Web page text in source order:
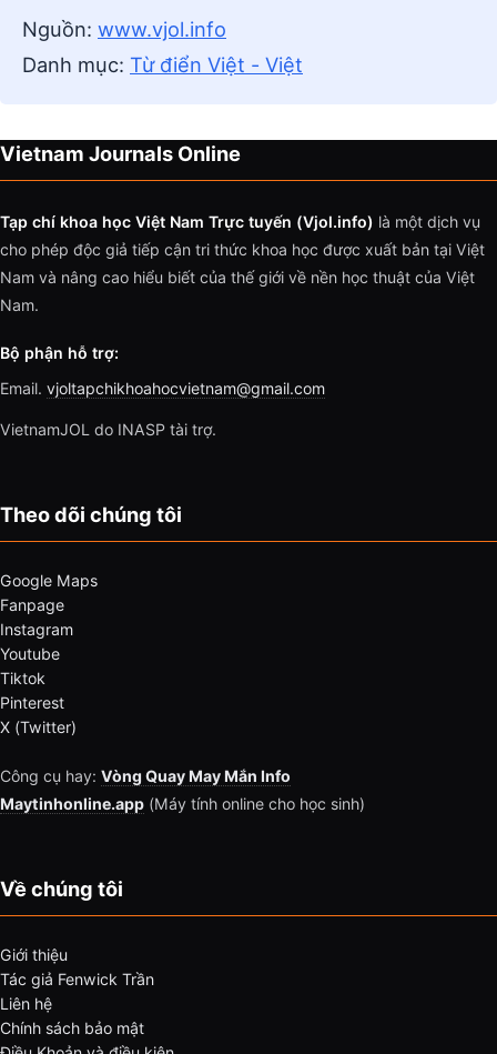
Nguồn: www.vjol.info
Danh mục: Từ điển Việt - Việt
Vietnam Journals Online
Tạp chí khoa học Việt Nam Trực tuyến (Vjol.info) là một dịch vụ
cho phép độc giả tiếp cận tri thức khoa học được xuất bản tại Việt
Nam và nâng cao hiểu biết của thế giới về nền học thuật của Việt
Nam.
Bộ phận hỗ trợ:
Email. vjoltapchikhoahocvietnam@gmail.com
VietnamJOL do INASP tài trợ.
Theo dõi chúng tôi
Google Maps
Fanpage
Instagram
Youtube
Tiktok
Pinterest
X (Twitter)
Công cụ hay: Vòng Quay May Mắn Info
Maytinhonline.app (Máy tính online cho học sinh)
Về chúng tôi
Giới thiệu
Tác giả Fenwick Trần
Liên hệ
Chính sách bảo mật